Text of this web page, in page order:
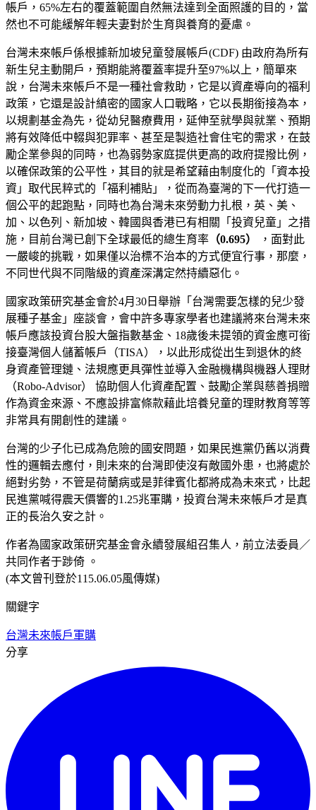
帳戶，65%左右的覆蓋範圍自然無法達到全面照護的目的，當
然也不可能緩解年輕夫妻對於生育與養育的憂慮。
台灣未來帳戶係根據新加坡兒童發展帳戶(CDF) 由政府為所有
新生兒主動開戶，預期能將覆蓋率提升至97%以上，簡單來
說，台灣未來帳戶不是一種社會救助，它是以資產導向的福利
政策，它還是設計縝密的國家人口戰略，它以長期銜接為本，
以規劃基金為先，從幼兒醫療費用，延伸至就學與就業、預期
將有效降低中輟與犯罪率、甚至是製造社會住宅的需求，在鼓
勵企業參與的同時，也為弱勢家庭提供更高的政府提撥比例，
以確保政策的公平性，其目的就是希望藉由制度化的「資本投
資」取代民粹式的「福利補貼」，從而為臺灣的下一代打造一
個公平的起跑點，同時也為台灣未來勞動力扎根，英、美、
加、以色列、新加坡、韓國與香港已有相關「投資兒童」之措
施，目前台灣已創下全球最低的總生育率 （0.695）
，面對此
一嚴峻的挑戰，如果僅以治標不治本的方式便宜行事，那麼，
不同世代與不同階級的資產深溝定然持續惡化。
國家政策研究基金會於4月30日舉辦「台灣需要怎樣的兒少發
展種子基金」座談會，會中許多專家學者也建議將來台灣未來
帳戶應該投資台股大盤指數基金、18歲後未提領的資金應可銜
接臺灣個人儲蓄帳戶（TISA），以此形成從出生到退休的終
身資產管理鏈、法規應更具彈性並導入金融機構與機器人理財
（Robo-Advisor） 協助個人化資產配置、鼓勵企業與慈善捐贈
作為資金來源、不應設排富條款藉此培養兒童的理財教育等等
非常具有開創性的建議。
台灣的少子化已成為危險的國安問題，如果民進黨仍舊以消費
性的邏輯去應付，則未來的台灣即使沒有敵國外患，也將處於
絕對劣勢，不管是荷蘭病或是菲律賓化都將成為未來式，比起
民進黨喊得震天價響的1.25兆軍購，投資台灣未來帳戶才是真
正的長治久安之計。
作者為國家政策研究基金會永續發展組召集人，前立法委員／
共同作者于踄倚 。
(本文曾刊登於115.06.05風傳媒)
關鍵字
台灣未來帳戶軍購
分享